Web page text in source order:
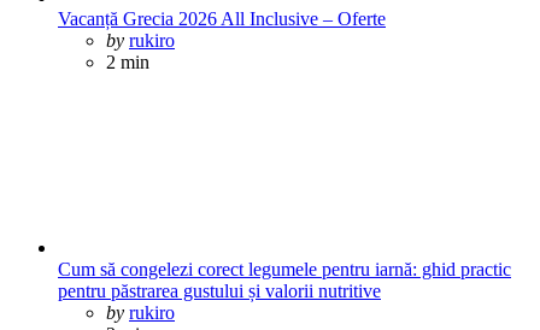
Vacanță Grecia 2026 All Inclusive – Oferte
Posted
by rukiro
2 min
Cum să congelezi corect legumele pentru iarnă: ghid practic
pentru păstrarea gustului și valorii nutritive
Posted
by rukiro